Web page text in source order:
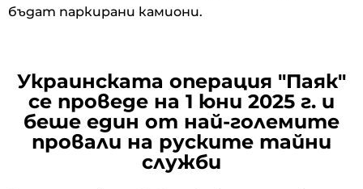
бъдат паркирани камиони.
Украинската операция "Паяк"
се проведе на 1 юни 2025 г. и
беше един от най-големите
провали на руските тайни
служби